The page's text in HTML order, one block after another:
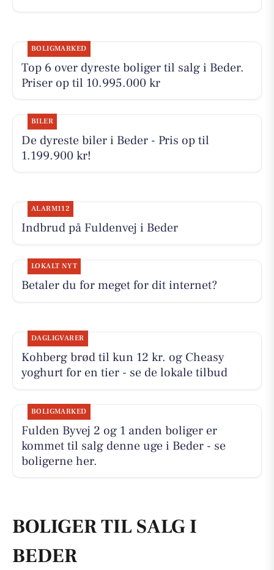
BOLIGMARKED
Top 6 over dyreste boliger til salg i Beder.
Priser op til 10.995.000 kr
BILER
De dyreste biler i Beder - Pris op til
1.199.900 kr!
ALARM112
Indbrud på Fuldenvej i Beder
LOKALT NYT
Betaler du for meget for dit internet?
DAGLIGVARER
Kohberg brød til kun 12 kr. og Cheasy
yoghurt for en tier - se de lokale tilbud
BOLIGMARKED
Fulden Byvej 2 og 1 anden boliger er
kommet til salg denne uge i Beder - se
boligerne her.
BOLIGER TIL SALG I
BEDER